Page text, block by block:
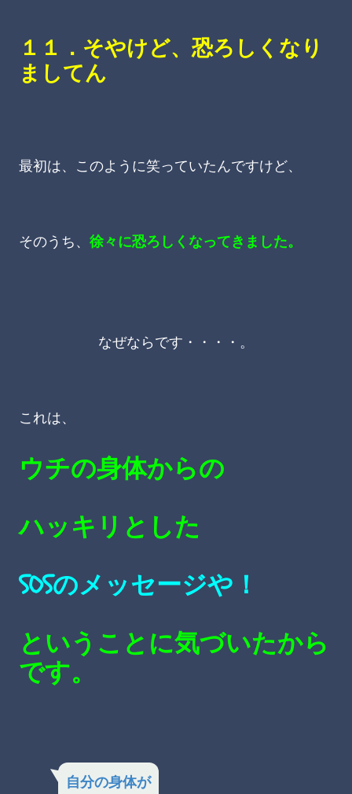
１１．そやけど、恐ろしくなり
ましてん
最初は、このように笑っていたんですけど、
そのうち、 徐々に恐ろしくなってきました。
なぜならです・・・・。
これは、
ウチの身体からの
ハッキリとした
SOSのメッセージや！
ということに気づいたから
です。
自分の身体が